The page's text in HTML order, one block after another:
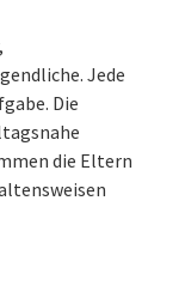
Jede
Die
die Eltern